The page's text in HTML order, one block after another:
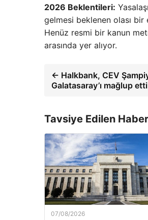
2026 Beklentileri:
gelmesi beklenen olası bir
Henüz resmi bir kanun
arasında yer alıyor.
← Halkbank, CEV
Galatasaray’ı mağlup
Tavsiye Edilen
07/08/2026